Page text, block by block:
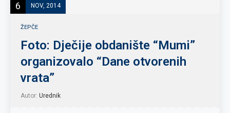
6 NOV, 2014
ŽEPČE
Foto: Dječije obdanište “Mumi”
organizovalo “Dane otvorenih
vrata”
Autor: Urednik